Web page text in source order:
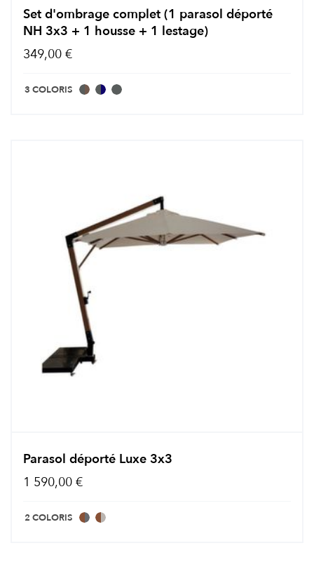
Set d'ombrage complet (1 parasol déporté
NH 3x3 + 1 housse + 1 lestage)
349,00 €
3 COLORIS
Parasol déporté Luxe 3x3
1 590,00 €
2 COLORIS